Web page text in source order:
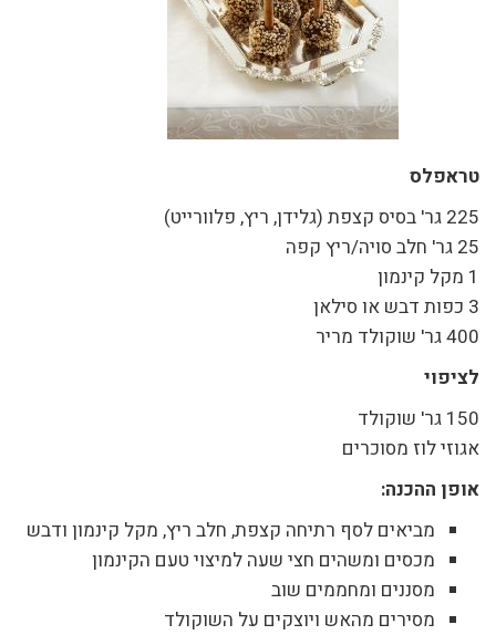
טראפלס
225 גר' בסיס קצפת (גלידן, ריץ, פלוורייט)
25 גר' חלב סויה/ריץ קפה
1 מקל קינמון
3 כפות דבש או סילאן
400 גר' שוקולד מריר
לציפוי
150 גר' שוקולד
אגוזי לוז מסוכרים
אופן ההכנה:
מביאים לסף רתיחה קצפת, חלב ריץ, מקל קינמון ודבש
מכסים ומשהים חצי שעה למיצוי טעם הקינמון
מסננים ומחממים שוב
מסירים מהאש ויוצקים על השוקולד